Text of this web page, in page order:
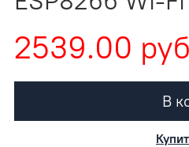
2539.00 руб
В